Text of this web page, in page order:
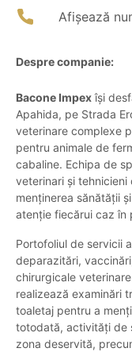
Afișează
Despre companie:
Bacone Impexîși
Apahida, pe Strada
veterinare complexe
pentru animale de
cabaline. Echipa de
veterinari și
menținerea sănătății
atenție fiecărui caz în
Portofoliul de servicii
deparazitări,
chirurgicale
realizează examinări
toaletaj pentru a
totodată, activități de
zona deservită,